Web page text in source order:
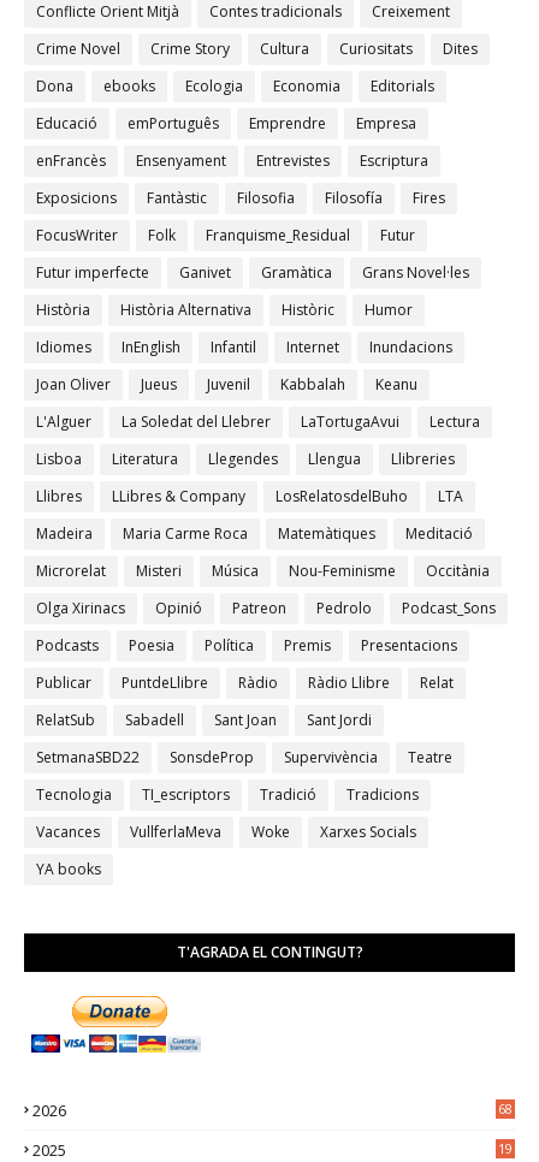
Conflicte Orient Mitjà Contes tradicionals
Creixement
Crime Novel
Crime Story Cultura Curiositats
Dites
Dona
ebooks Ecologia Economia
Editorials
Educació
emPortuguês Emprendre
Empresa
enFrancès
Ensenyament Entrevistes
Escriptura
Exposicions
Fantàstic Filosofia Filosofía
Fires
FocusWriter
Folk Franquisme_Residual
Futur
Futur imperfecte
Ganivet Gramàtica
Grans Novel·les
Història
Història Alternativa Històric
Humor
Idiomes
InEnglish Infantil Internet
Inundacions
Joan Oliver
Jueus Juvenil Kabbalah
Keanu
L'Alguer
La Soledat del Llebrer LaTortugaAvui
Lectura
Lisboa
Literatura Llegendes Llengua
Llibreries
Llibres
LLibres & Company LosRelatosdelBuho
LTA
Madeira
Maria Carme Roca Matemàtiques
Meditació
Microrelat
Misteri Música Nou-Feminisme
Occitània
Olga Xirinacs
Opinió Patreon Pedrolo
Podcast_Sons
Podcasts
Poesia Política Premis
Presentacions
Publicar
PuntdeLlibre Ràdio Ràdio Llibre
Relat
RelatSub
Sabadell Sant Joan
Sant Jordi
SetmanaSBD22
SonsdeProp Supervivència
Teatre
Tecnologia
TI_escriptors Tradició
Tradicions
Vacances
VullferlaMeva Woke
Xarxes Socials
YA books
T'AGRADA EL CONTINGUT?
2026 68
2025
19